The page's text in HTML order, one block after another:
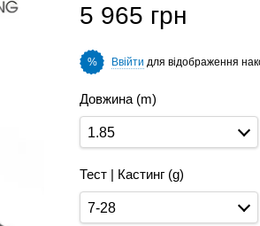
5 965 грн
% Ввійти для відображення
Довжина (m)
1.85
Тест | Кастинг (g)
7-28